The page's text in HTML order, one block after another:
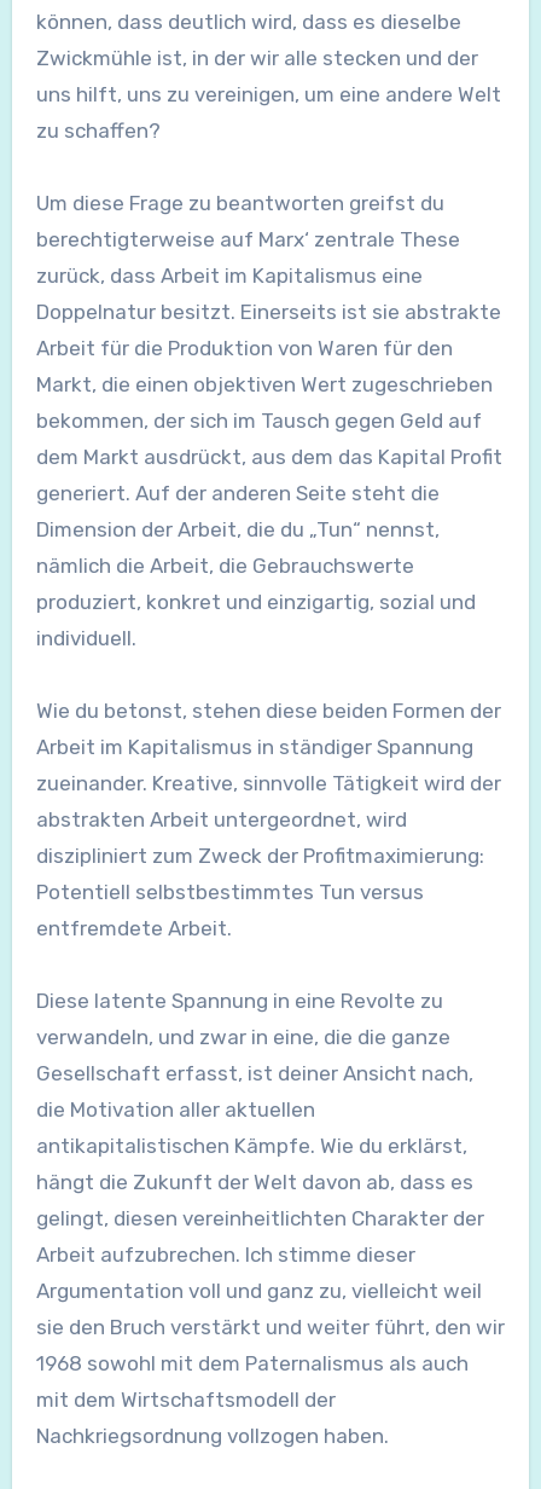
können, dass deutlich wird, dass es dieselbe
Zwickmühle ist, in der wir alle stecken und der
uns hilft, uns zu vereinigen, um eine andere Welt
zu schaffen?
Um diese Frage zu beantworten greifst du
berechtigterweise auf Marx‘ zentrale These
zurück, dass Arbeit im Kapitalismus eine
Doppelnatur besitzt. Einerseits ist sie abstrakte
Arbeit für die Produktion von Waren für den
Markt, die einen objektiven Wert zugeschrieben
bekommen, der sich im Tausch gegen Geld auf
dem Markt ausdrückt, aus dem das Kapital Profit
generiert. Auf der anderen Seite steht die
Dimension der Arbeit, die du „Tun“ nennst,
nämlich die Arbeit, die Gebrauchswerte
produziert, konkret und einzigartig, sozial und
individuell.
Wie du betonst, stehen diese beiden Formen der
Arbeit im Kapitalismus in ständiger Spannung
zueinander. Kreative, sinnvolle Tätigkeit wird der
abstrakten Arbeit untergeordnet, wird
diszipliniert zum Zweck der Profitmaximierung:
Potentiell selbstbestimmtes Tun versus
entfremdete Arbeit.
Diese latente Spannung in eine Revolte zu
verwandeln, und zwar in eine, die die ganze
Gesellschaft erfasst, ist deiner Ansicht nach,
die Motivation aller aktuellen
antikapitalistischen Kämpfe. Wie du erklärst,
hängt die Zukunft der Welt davon ab, dass es
gelingt, diesen vereinheitlichten Charakter der
Arbeit aufzubrechen. Ich stimme dieser
Argumentation voll und ganz zu, vielleicht weil
sie den Bruch verstärkt und weiter führt, den wir
1968 sowohl mit dem Paternalismus als auch
mit dem Wirtschaftsmodell der
Nachkriegsordnung vollzogen haben.